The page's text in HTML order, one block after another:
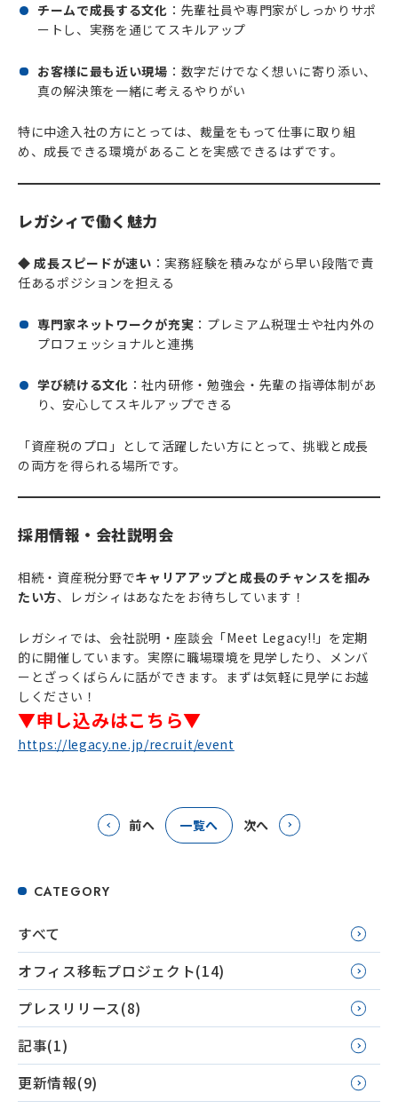
チームで成長する文化 ：先輩社員や専門家がしっかりサポ
ートし、実務を通じてスキルアップ
お客様に最も近い現場 ：数字だけでなく想いに寄り添い、
真の解決策を一緒に考えるやりがい
特に中途入社の方にとっては、裁量をもって仕事に取り組
め、成長できる環境があることを実感できるはずです。
レガシィで働く魅力
◆ 成長スピードが速い ：実務経験を積みながら早い段階で責
任あるポジションを担える
専門家ネットワークが充実 ：プレミアム税理士や社内外の
プロフェッショナルと連携
学び続ける文化 ：社内研修・勉強会・先輩の指導体制があ
り、安心してスキルアップできる
「資産税のプロ」として活躍したい方にとって、挑戦と成長
の両方を得られる場所です。
採用情報・会社説明会
相続・資産税分野でキャリアアップと成長のチャンスを掴み
たい方、レガシィはあなたをお待ちしています！
レガシィでは、会社説明・座談会「Meet Legacy!!」を定期
的に開催しています。実際に職場環境を見学したり、メンバ
ーとざっくばらんに話ができます。まずは気軽に見学にお越
しください！
▼申し込みはこちら▼
https://legacy.ne.jp/recruit/event
前へ 一覧へ 次へ
CATEGORY
すべて
オフィス移転プロジェクト(14)
プレスリリース(8)
記事(1)
更新情報(9)